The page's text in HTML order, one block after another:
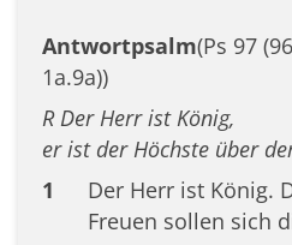
Antwortpsalm(Ps 97
1a.9a))
R Der Herr ist König,
er ist der Höchste über
1
Der Herr ist König.
Freuen sollen sich